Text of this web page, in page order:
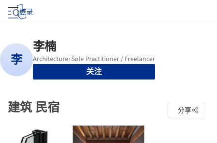
登录
关注
建筑 民宿 分享